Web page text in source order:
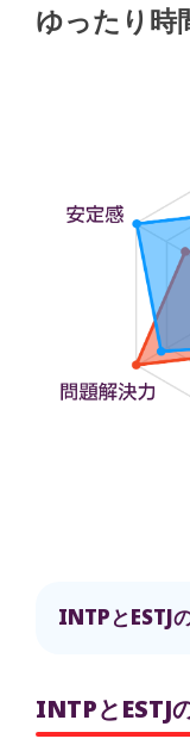
ゆったり時
INTPとESTJ
INTPとESTJ